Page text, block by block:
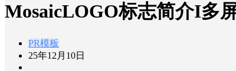
MosaicLOGO标志简介I多
PR模板
25年12月10日